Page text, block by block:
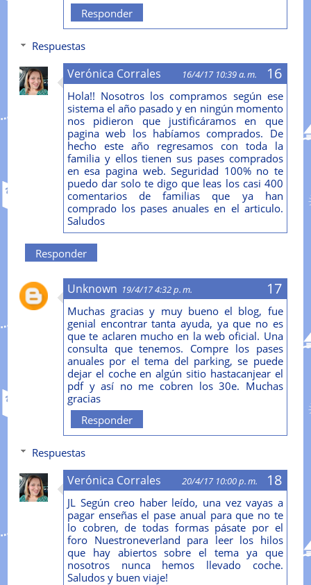
Responder
Respuestas
Verónica Corrales 16/4/17 10:39 a. m.
Hola!! Nosotros los compramos según ese
sistema el año pasado y en ningún momento
nos pidieron que justificáramos en que
pagina web los habíamos comprados. De
hecho este año regresamos con toda la
familia y ellos tienen sus pases comprados
en esa pagina web. Seguridad 100% no te
puedo dar solo te digo que leas los casi 400
comentarios de familias que ya han
comprado los pases anuales en el articulo.
Saludos
Responder
Unknown 19/4/17 4:32 p. m.
Muchas gracias y muy bueno el blog, fue
genial encontrar tanta ayuda, ya que no es
que te aclaren mucho en la web oficial. Una
consulta que tenemos. Compre los pases
anuales por el tema del parking, se puede
dejar el coche en algún sitio hastacanjear el
pdf y así no me cobren los 30e. Muchas
gracias
Responder
Respuestas
Verónica Corrales 20/4/17 10:00 p. m.
JL Según creo haber leído, una vez vayas a
pagar enseñas el pase anual para que no te
lo cobren, de todas formas pásate por el
foro Nuestroneverland para leer los hilos
que hay abiertos sobre el tema ya que
nosotros nunca hemos llevado coche.
Saludos y buen viaje!